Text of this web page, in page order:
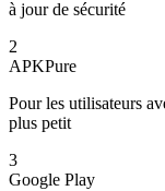
à jour de sécurité
2
APKPure
Pour les utilisateurs
plus petit
3
Google Play